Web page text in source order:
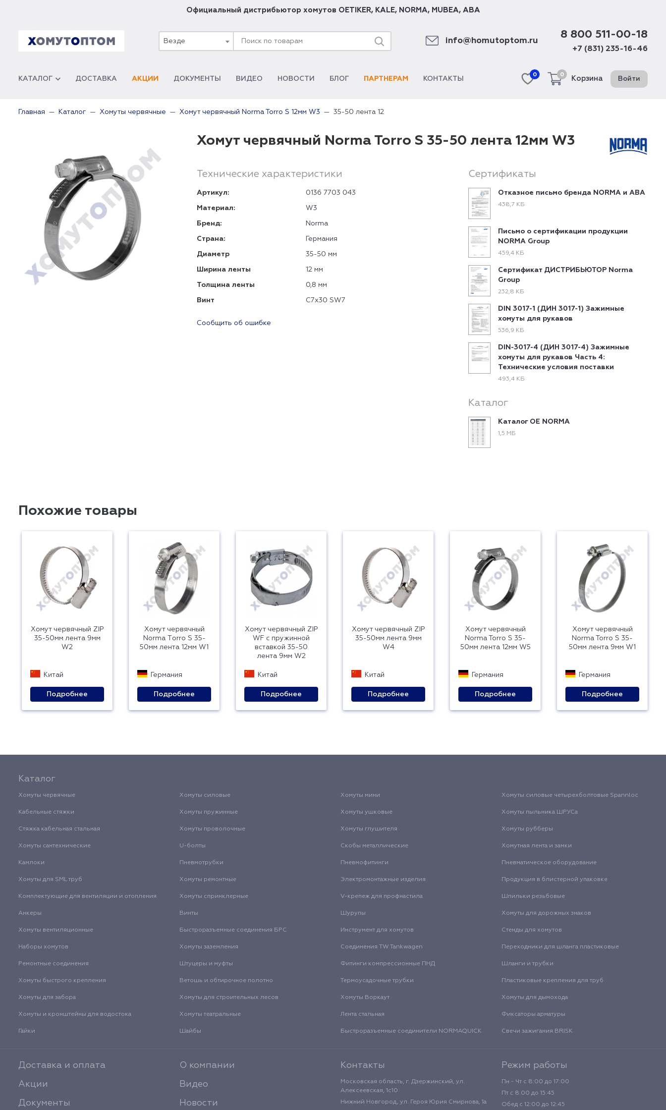
Официальный дистрибьютор хомутов OETIKER, KALE, NORMA, MUBEA, ABA
Везде info@homutoptom.ru
8 800 511-00-18
+7 (831) 235-16-46
КАТАЛОГ ДОСТАВКА АКЦИИ ДОКУМЕНТЫ ВИДЕО НОВОСТИ БЛОГ ПАРТНЕРАМ КОНТАКТЫ
0 0
Корзина Войти
Главная Каталог Хомуты червячные Хомут червячный Norma Torro S 12мм W3 35-50 лента 12
Хомут червячный Norma Torro S 35-50 лента 12мм W3
Технические характеристики
Артикул: 0136 7703 043
Материал: W3
Бренд: Norma
Страна: Германия
Диаметр 35-50 мм
Ширина ленты 12 мм
Толщина ленты 0,8 мм
Винт C7x30 SW7
Сообщить об ошибке
Сертификаты
Отказное письмо бренда NORMA и ABA
438,7 КБ
Письмо о сертификации продукции
NORMA Group
459,4 КБ
Сертификат ДИСТРИБЬЮТОР Norma
Group
232,8 КБ
DIN 3017-1 (ДИН 3017-1) Зажимные
хомуты для рукавов
536,9 КБ
DIN-3017-4 (ДИН 3017-4) Зажимные
хомуты для рукавов Часть 4:
Технические условия поставки
493,4 КБ
Каталог
Каталог ОЕ NORMA
1,5 МБ
Похожие товары
Хомут червячный ZIP
35-50мм лента 9мм
W2
Китай
Подробнее
Хомут червячный
Norma Тorro S 35-
50мм лента 12мм W1
Германия
Подробнее
Хомут червячный ZIP
WF с пружинной
вставкой 35-50
лента 9мм W2
Китай
Подробнее
Хомут червячный ZIP
35-50мм лента 9мм
W4
Китай
Подробнее
Хомут червячный
Norma Torro S 35-
50мм лента 12мм W5
Германия
Подробнее
Хомут червячный
Norma Torro S 35-
50мм лента 9мм W1
Германия
Подробнее
Каталог
Хомуты червячные Хомуты силовые Хомуты мини Хомуты силовые четырехболтовые Spannloc
Кабельные стяжки Хомуты пружинные Хомуты ушковые Хомуты пыльника ШРУСа
Стяжка кабельная стальная Хомуты проволочные Хомуты глушителя Хомуты рубберы
Хомуты сантехнические U-болты Скобы металлические Хомутная лента и замки
Камлоки Пневмотрубки Пневмофитинги Пневматическое оборудование
Хомуты для SML труб Хомуты ремонтные Электромонтажные изделия Продукция в блистерной упаковке
Комплектующие для вентиляции и отопления Хомуты спринклерные V-крепеж для профнастила Шпильки резьбовые
Анкеры Винты Шурупы Хомуты для дорожных знаков
Хомуты вентиляционные Быстроразъемные соединения БРС Инструмент для хомутов Стенды для хомутов
Наборы хомутов Хомуты заземления Соединения TW Tankwagen Переходники для шланга пластиковые
Ремонтные соединения Штуцеры и муфты Фитинги компрессионные ПНД Шланги и трубки
Хомуты быстрого крепления Ветошь и обтирочное полотно Термоусадочные трубки Пластиковые крепления для труб
Хомуты для забора Хомуты для строительных лесов Хомуты Воркаут Хомуты для дымохода
Хомуты и кронштейны для водостока Хомуты театральные Лента стальная Фиксаторы арматуры
Гайки Шайбы Быстроразъемные соединители NORMAQUICK Свечи зажигания BRISK
Доставка и оплата
Акции
Документы
О компании
Видео
Новости
Контакты
Московская область, г. Дзержинский, ул.
Алексеевская, 1с10
Нижний Новгород, ул. Героя Юрия Смирнова, 1а
Режим работы
Пн - Чт с 8:00 до 17:00
Пт с 8:00 до 15:45
Обед с 12:00 до 12:45